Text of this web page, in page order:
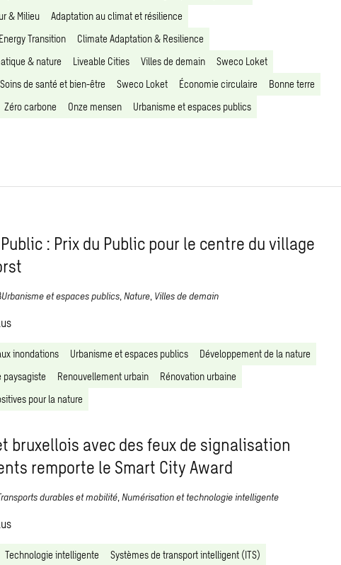
& Milieu
Adaptation au climat et résilience
Energy Transition
Climate Adaptation & Resilience
& nature Liveable Cities Villes de demain
Sweco Loket
Soins de santé et bien-être Sweco Loket Économie circulaire
Bonne terre
Zéro carbone Onze mensen
Urbanisme et espaces publics
: Prix du Public pour le centre du village
Urbanisme et espaces publics Nature Villes de demain
inondations Urbanisme et espaces publics
Développement de la nature
paysagiste
Renouvellement urbain
Rénovation urbaine
pour la nature
bruxellois avec des feux de signalisation
remporte le Smart City Award
durables et mobilité Numérisation et technologie intelligente
Technologie intelligente
Systèmes de transport intelligent (ITS)